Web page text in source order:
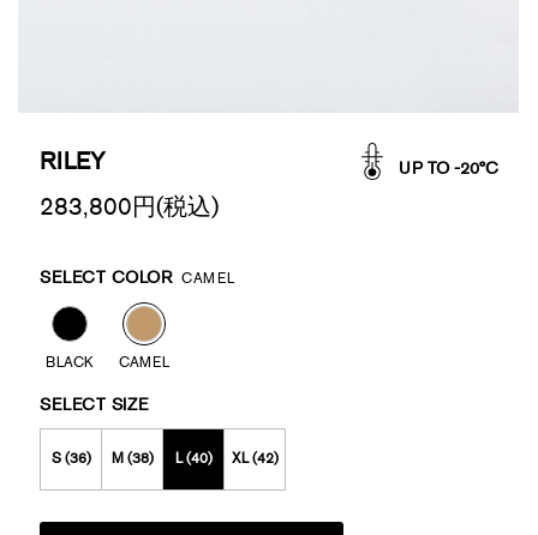
RILEY UP TO -20°C
283,800円(税込)
Variations
SELECT COLOR CAMEL
BLACK CAMEL
SELECT SIZE
S (36) M (38) L (40) XL (42)